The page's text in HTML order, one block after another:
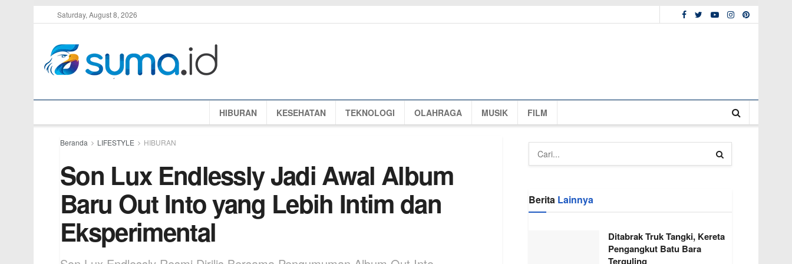
Saturday, August 8, 2026
HIBURAN KESEHATAN TEKNOLOGI OLAHRAGA MUSIK FILM
Beranda LIFESTYLE HIBURAN
Son Lux Endlessly Jadi Awal Album
Baru Out Into yang Lebih Intim dan
Eksperimental
Berita Lainnya
Ditabrak Truk Tangki, Kereta
Pengangkut Batu Bara
Terguling